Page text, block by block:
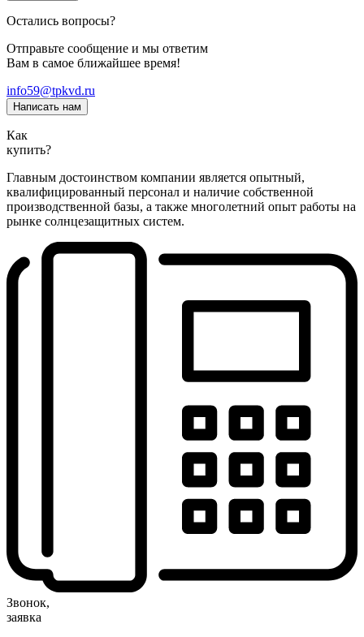
Остались вопросы?
Отправьте сообщение и мы ответим
Вам в самое ближайшее время!
info59@tpkvd.ru
Написать нам
Как
купить?
Главным достоинством компании является опытный,
квалифицированный персонал и наличие собственной
производственной базы, а также многолетний опыт работы на
рынке солнцезащитных систем.
Звонок,
заявка